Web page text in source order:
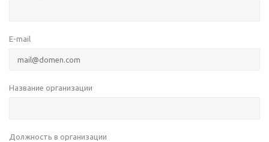
E-mail
Название организации
Должность в организации